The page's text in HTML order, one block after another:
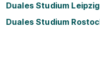
Duales Studium Leipzig
Duales Studium